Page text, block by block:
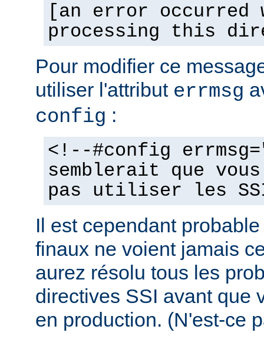
[an error occurred
processing this
Pour modifier ce
utiliser l'attribut errmsg
config :
<!--#config
semblerait que
pas utiliser les
Il est cependant
finaux ne voient jamais
aurez résolu tous les
directives SSI avant que
en production. (N'est-ce